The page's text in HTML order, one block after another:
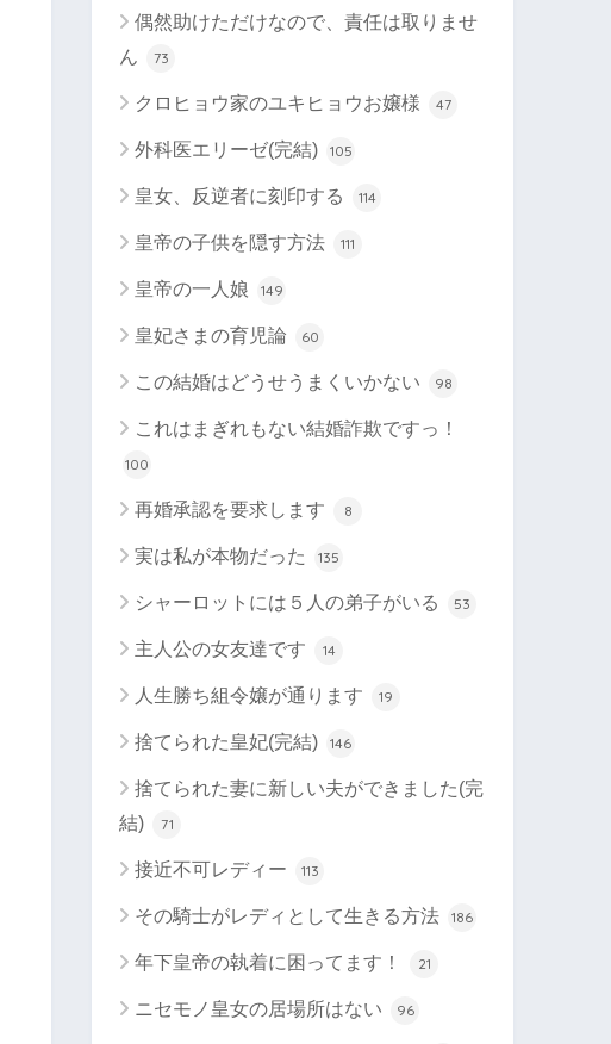
偶然助けただけなので、責任は取りませ
ん
73
クロヒョウ家のユキヒョウお嬢様 47
外科医エリーゼ(完結) 105
皇女、反逆者に刻印する 114
皇帝の子供を隠す方法 111
皇帝の一人娘 149
皇妃さまの育児論 60
この結婚はどうせうまくいかない 98
これはまぎれもない結婚詐欺ですっ！
100
再婚承認を要求します 8
実は私が本物だった 135
シャーロットには５人の弟子がいる 53
主人公の女友達です 14
人生勝ち組令嬢が通ります 19
捨てられた皇妃(完結) 146
捨てられた妻に新しい夫ができました(完
結)
71
接近不可レディー 113
その騎士がレディとして生きる方法 186
年下皇帝の執着に困ってます！ 21
ニセモノ皇女の居場所はない 96